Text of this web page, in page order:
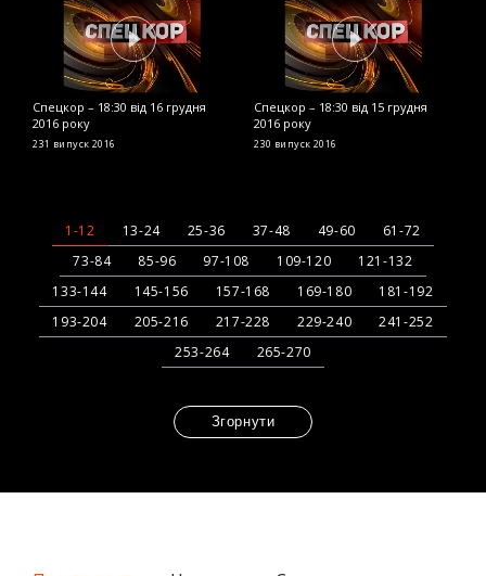
Спецкор – 18:30 від 16 грудня
2016 року
231 випуск 2016
Спецкор – 18:30 від 15 грудня
2016 року
230 випуск 2016
1-12 13-24 25-36 37-48 49-60
61-72
73-84
85-96 97-108 109-120
121-132
133-144
145-156 157-168 169-180
181-192
193-204
205-216 217-228 229-240
241-252
253-264
265-270
Згорнути